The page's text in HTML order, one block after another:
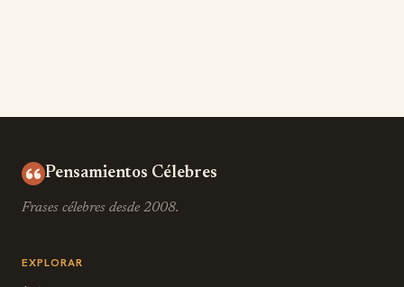
Pensamientos Célebres
Frases célebres desde 2008.
EXPLORAR